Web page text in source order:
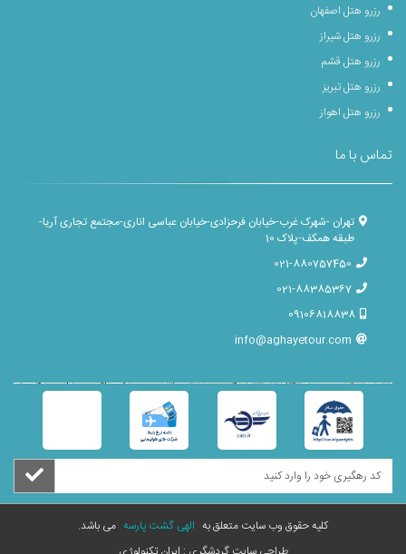
رزرو هتل اصفهان
رزرو هتل شیراز
رزرو هتل قشم
رزرو هتل تبریز
رزرو هتل اهواز
تماس با ما
تهران -شهرک غرب-خیابان فرحزادی-خیابان عباسی اناری-مجتمع تجاری آریا-
طبقه همکف-پلاک 10
021-880757450
021-88385367
09106818838
info@aghayetour.com
کلیه حقوق وب سایت متعلق به الهی گشت پارسه می باشد.